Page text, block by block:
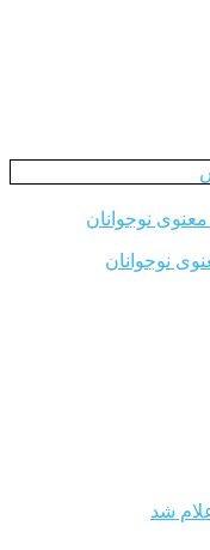
نوجوانان
شد